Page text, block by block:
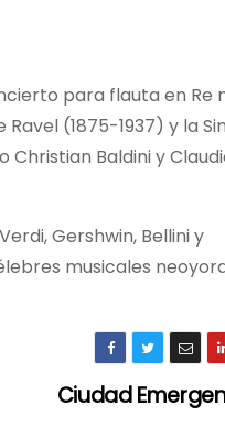
para flauta en Re
(1875-1937) y la
Christian Baldini y
Gershwin, Bellini y
musicales
Ciudad